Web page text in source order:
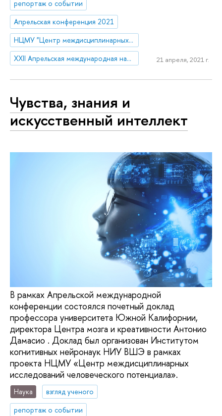
репортаж о событии
Апрельская конференция 2021
НЦМУ "Центр междисциплинарных исследований человеческого потенциала"
XXII Апрельская международная научная конференция по проблемам развития экономики и общества
21 апреля, 2021 г.
Чувства, знания и
искусственный интеллект
В рамках Апрельской международной
конференции состоялся почетный доклад
профессора университета Южной Калифорнии,
директора Центра мозга и креативности Антонио
Дамасио . Доклад был организован Институтом
когнитивных нейронаук НИУ ВШЭ в рамках
проекта НЦМУ «Центр междисциплинарных
исследований человеческого потенциала».
Наука
взгляд ученого
репортаж о событии